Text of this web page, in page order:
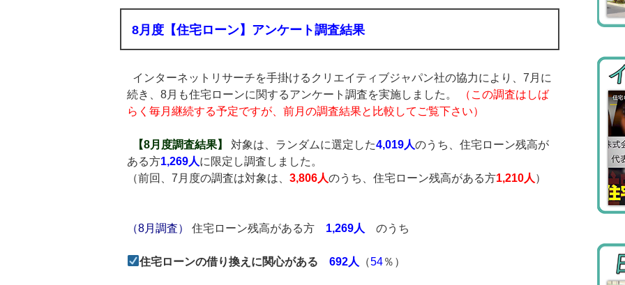
8月度【住宅ローン】アンケート調査結果
インターネットリサーチを手掛けるクリエイティブジャパン社の協力により、7月に
続き、8月も住宅ローンに関するアンケート調査を実施しました。
（この調査はしば
らく毎月継続する予定ですが、前月の調査結果と比較してご覧下さい）
【8月度調査結果】 対象は、ランダムに選定した4,019人のうち、住宅ローン残高が
ある方1,269人に限定し調査しました。
（前回、7月度の調査は対象は、 3,806人のうち、住宅ローン残高がある方1,210人 ）
（8月調査） 住宅ローン残高がある方 1,269人 のうち
住宅ローンの借り換えに関心がある 692人 （54％）